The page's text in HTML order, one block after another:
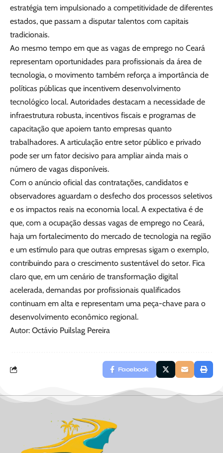
estratégia tem impulsionado a competitividade de diferentes
estados, que passam a disputar talentos com capitais
tradicionais.
Ao mesmo tempo em que as vagas de emprego no Ceará
representam oportunidades para profissionais da área de
tecnologia, o movimento também reforça a importância de
políticas públicas que incentivem desenvolvimento
tecnológico local. Autoridades destacam a necessidade de
infraestrutura robusta, incentivos fiscais e programas de
capacitação que apoiem tanto empresas quanto
trabalhadores. A articulação entre setor público e privado
pode ser um fator decisivo para ampliar ainda mais o
número de vagas disponíveis.
Com o anúncio oficial das contratações, candidatos e
observadores aguardam o desfecho dos processos seletivos
e os impactos reais na economia local. A expectativa é de
que, com a ocupação dessas vagas de emprego no Ceará,
haja um fortalecimento do mercado de tecnologia na região
e um estímulo para que outras empresas sigam o exemplo,
contribuindo para o crescimento sustentável do setor. Fica
claro que, em um cenário de transformação digital
acelerada, demandas por profissionais qualificados
continuam em alta e representam uma peça-chave para o
desenvolvimento econômico regional.
Autor: Octávio Puilslag Pereira
Facebook